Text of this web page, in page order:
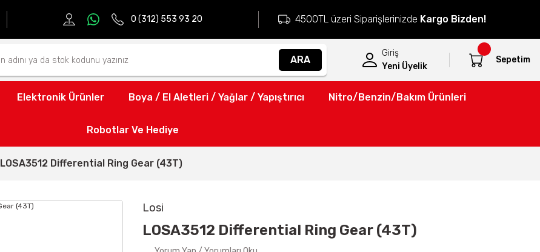
0 (312) 553 93 20 4500TL üzeri Siparişlerinizde Kargo Bizden!
ARA
Giriş
Yeni Üyelik
Sepetim
Elektronik Ürünler Boya / El Aletleri / Yağlar / Yapıştırıcı Nitro/Benzin/Bakım Ürünleri
Robotlar Ve Hediye
LOSA3512 Differential Ring Gear (43T)
Losi
LOSA3512 Differential Ring Gear (43T)